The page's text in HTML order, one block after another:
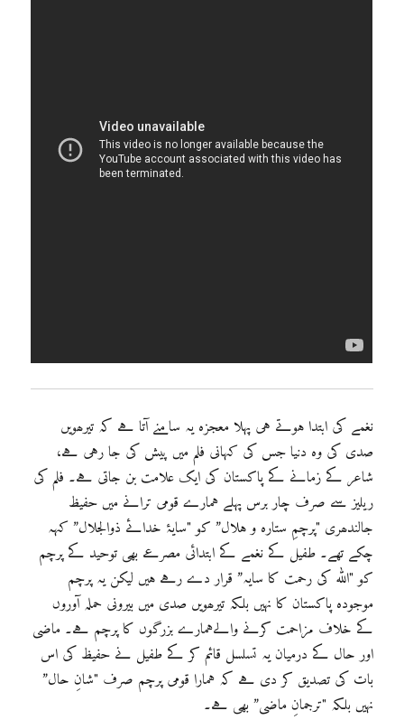
نغمے کی ابتدا ہوتے ہی پہلا معجزہ یہ سامنے آتا ہے کہ تیرھویں
صدی کی وہ دنیا جس کی کہانی فلم میں پیش کی جا رہی ہے،
شاعر کے زمانے کے پاکستان کی ایک علامت بن جاتی ہے۔ فلم کی
ریلیز سے صرف چار برس پہلے ہمارے قومی ترانے میں حفیظ
جالندھری "پرچمِ ستارہ و ہلال” کو "سایۂ خدائے ذوالجلال” کہہ
چکے تھے۔ طفیل کے نغمے کے ابتدائی مصرعے بھی توحید کے پرچم
کو "اللہ کی رحمت کا سایہ” قرار دے رہے ہیں لیکن یہ پرچم
موجودہ پاکستان کا نہیں بلکہ تیرھویں صدی میں بیرونی حملہ آوروں
کے خلاف مزاحمت کرنے والےہمارے بزرگوں کا پرچم ہے۔ ماضی
اور حال کے درمیان یہ تسلسل قائم کر کے طفیل نے حفیظ کی اس
بات کی تصدیق کر دی ہے کہ ہمارا قومی پرچم صرف "شانِ حال”
نہیں بلکہ "ترجمانِ ماضی” بھی ہے۔